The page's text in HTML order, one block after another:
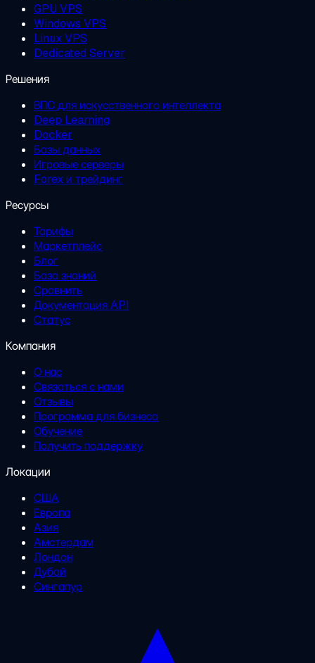
GPU VPS
Windows VPS
Linux VPS
Dedicated Server
Решения
ВПС для искусственного интеллекта
Deep Learning
Docker
Базы данных
Игровые серверы
Forex и трейдинг
Ресурсы
Тарифы
Маркетплейс
Блог
База знаний
Сравнить
Документация API
Статус
Компания
О нас
Связаться с нами
Отзывы
Программа для бизнеса
Обучение
Получить поддержку
Локации
США
Европа
Азия
Амстердам
Лондон
Дубай
Сингапур